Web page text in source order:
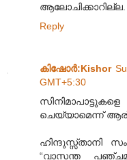
ആലോചിക്കാറില്ല.
Reply
കിഷോർ‍:Kishor
GMT+5:30
ചെയ്യാമെന്ന് ആര്
ഹിന്ദുസ്സ്താനി
“വാസന്ത